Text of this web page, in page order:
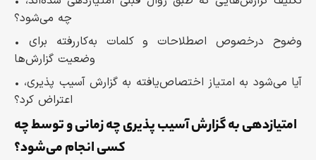
چه می‌شود؟
• وضوح درخصوص اصطلاحات و کلمات به‌کاررفته برای
وضعیت گزارش‌ها
• آیا می‌شود به امتیاز اختصاص‌یافته به گزارش آسیب پذیری،
اعتراض کرد؟
امتیازدهی به گزارش آسیب پذیری چه زمانی و توسط چه
کسی انجام می‌شود؟